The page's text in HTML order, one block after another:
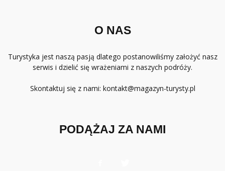
O NAS
Turystyka jest naszą pasją dlatego postanowiliśmy założyć nasz
serwis i dzielić się wrażeniami z naszych podróży.
Skontaktuj się z nami: kontakt@magazyn-turysty.pl
PODĄŻAJ ZA NAMI